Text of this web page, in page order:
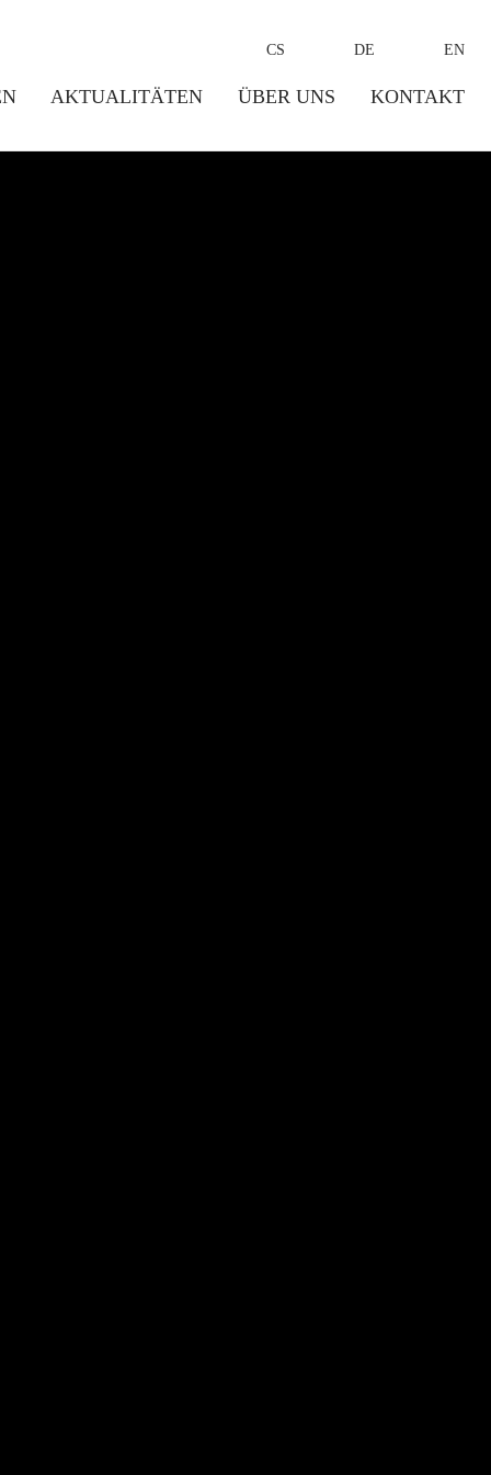
CS DE EN
AKTUALITÄTEN ÜBER UNS KONTAKT